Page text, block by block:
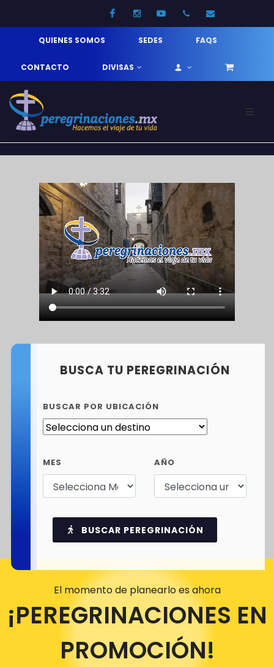
FacebookInstagramYoutube52 33 31210744
QUIENES SOMOS SEDES FAQS
CONTACTO DIVISAS
BUSCA TU PEREGRINACIÓN
BUSCAR POR UBICACIÓN
MES AÑO
BUSCAR PEREGRINACIÓN
El momento de planearlo es ahora
¡PEREGRINACIONES EN
PROMOCIÓN!